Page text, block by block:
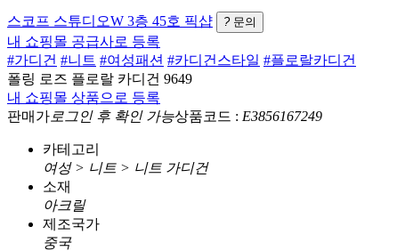
스코프 스튜디오W 3층 45호 픽샵 ? 문의
내 쇼핑몰 공급사로 등록
#가디건 #니트 #여성패션 #카디건스타일 #플로랄카디건
폴링 로즈 플로랄 카디건 9649
내 쇼핑몰 상품으로 등록
판매가 로그인 후 확인 가능상품코드 : E3856167249
카테고리
여성 > 니트 > 니트 가디건
소재
아크릴
제조국가
중국